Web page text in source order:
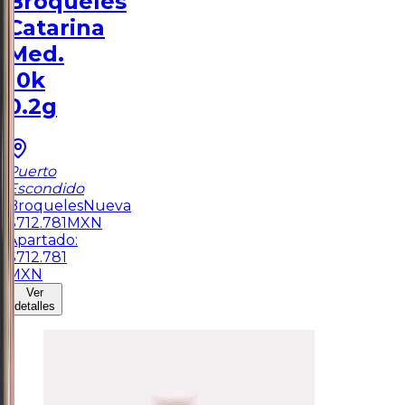
Catarina
Med.
10k
0.2g
Puerto
Escondido
BroquelesNueva
$712.781 MXN
Apartado:
$712.781
MXN
Ver
detalles